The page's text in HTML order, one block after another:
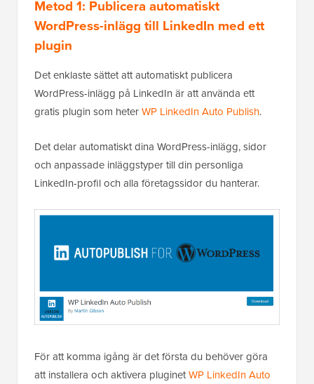
Metod 1: Publicera automatiskt
WordPress-inlägg till LinkedIn med ett
plugin
Det enklaste sättet att automatiskt publicera
WordPress-inlägg på LinkedIn är att använda ett
gratis plugin som heterWP LinkedIn Auto Publish.
Det delar automatiskt dina WordPress-inlägg, sidor
och anpassade inläggstyper till din personliga
LinkedIn-profil och alla företagssidor du hanterar.
För att komma igång är det första du behöver göra
att installera och aktivera pluginetWP LinkedIn Auto